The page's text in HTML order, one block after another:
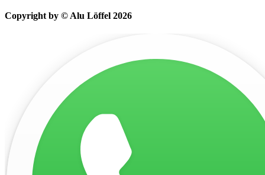
Copyright by © Alu Löffel 2026